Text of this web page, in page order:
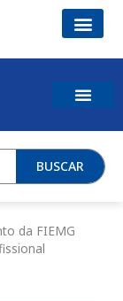
BUSCAR
da FIEMG